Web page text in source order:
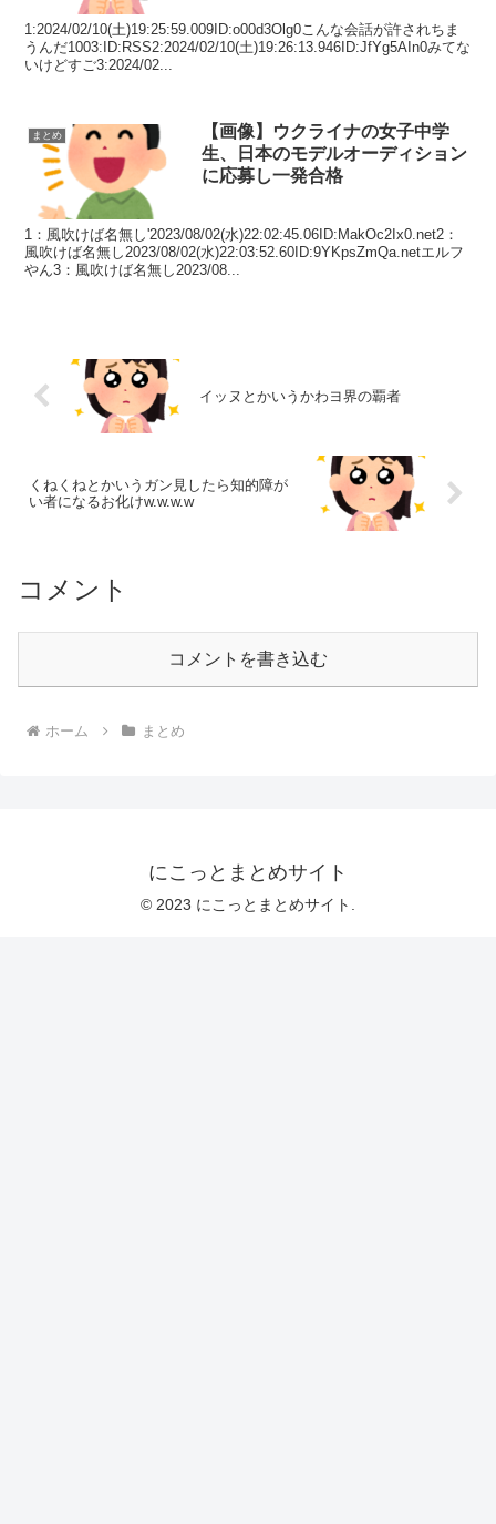
1:2024/02/10(土)19:25:59.009ID:o00d3Olg0こんな会話が許されちま
うんだ1003:ID:RSS2:2024/02/10(土)19:26:13.946ID:JfYg5AIn0みてな
いけどすご3:2024/02...
まとめ
【画像】ウクライナの女子中学
生、日本のモデルオーディション
に応募し一発合格
1：風吹けば名無し'2023/08/02(水)22:02:45.06ID:MakOc2Ix0.net2：
風吹けば名無し2023/08/02(水)22:03:52.60ID:9YKpsZmQa.netエルフ
やん3：風吹けば名無し2023/08...
イッヌとかいうかわヨ界の覇者
くねくねとかいうガン見したら知的障が
い者になるお化けw.w.w.w
コメント
コメントを書き込む
ホーム まとめ
にこっとまとめサイト
© 2023 にこっとまとめサイト.